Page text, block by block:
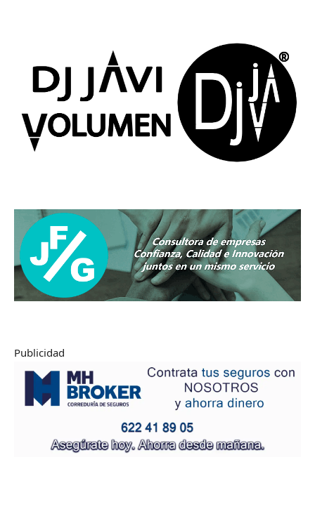
Publicidad